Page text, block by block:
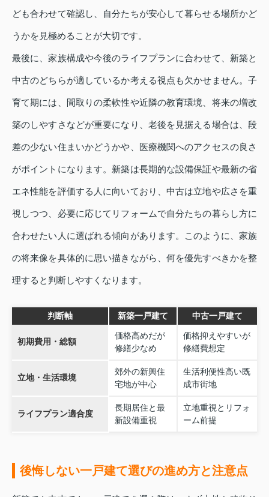
ども合わせて確認し、自分たちが安心して暮らせる場所かど
うかを見極めることが大切です。
最後に、家族構成や今後のライフプランに合わせて、新築と
中古のどちらが適しているか考える視点も欠かせません。子
育て期には、間取りの柔軟性や近隣の教育環境、将来の増改
築のしやすさなどが重要になり、老後を見据える場合は、段
差の少ない住まいかどうかや、医療機関へのアクセスの良さ
がポイントになります。新築は長期的な設備保証や最新の省
エネ性能を評価する人に向いており、中古は立地や広さを重
視しつつ、必要に応じてリフォームで自分たちの暮らし方に
合わせたい人に選ばれる傾向があります。このように、家族
の将来像を具体的に思い描きながら、何を優先すべきかを整
理すると判断しやすくなります。
判断軸 新築一戸建て 中古一戸建て
初期費用・総額
価格高めだが
修繕少なめ
価格抑えやすいが
修繕費想定
立地・生活環境
郊外の新興住
宅地が中心
生活利便性高い既
成市街地
ライフプラン適合度
長期居住と最
新設備重視
立地重視とリフォ
ーム前提
後悔しない一戸建て選びの進め方と注意点